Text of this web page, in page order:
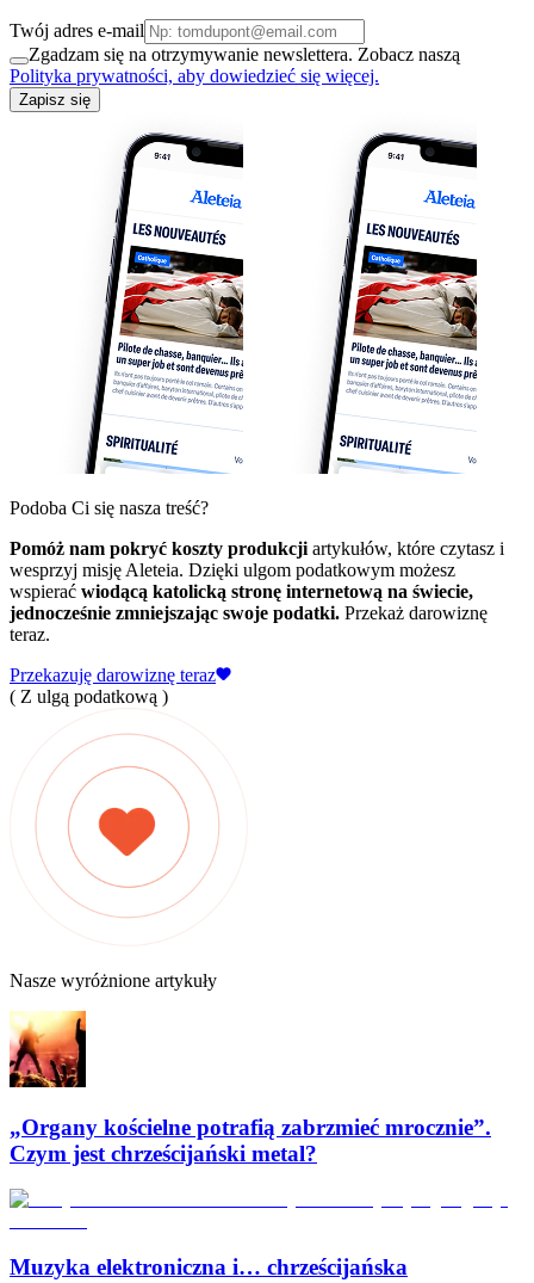
Twój adres e-mail
Zgadzam się na otrzymywanie newslettera. Zobacz naszą
Polityka prywatności, aby dowiedzieć się więcej.
Zapisz się
Podoba Ci się nasza treść?
Pomóż nam pokryć koszty produkcji artykułów, które czytasz i
wesprzyj misję Aleteia. Dzięki ulgom podatkowym możesz
wspierać wiodącą katolicką stronę internetową na świecie,
jednocześnie zmniejszając swoje podatki. Przekaż darowiznę
teraz.
Przekazuję darowiznę teraz
( Z ulgą podatkową )
Nasze wyróżnione artykuły
„Organy kościelne potrafią zabrzmieć mrocznie”.
Czym jest chrześcijański metal?
Muzyka elektroniczna i… chrześcijańska